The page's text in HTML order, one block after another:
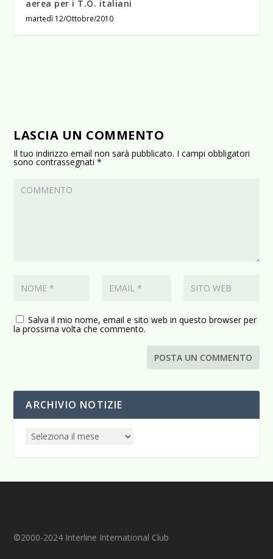
aerea per i T.O. italiani
martedì 12/Ottobre/2010
LASCIA UN COMMENTO
Il tuo indirizzo email non sarà pubblicato. I campi obbligatori
sono contrassegnati*
Salva il mio nome, email e sito web in questo browser per
la prossima volta che commento.
ARCHIVIO NOTIZIE
©2000-2024 Interline International Club